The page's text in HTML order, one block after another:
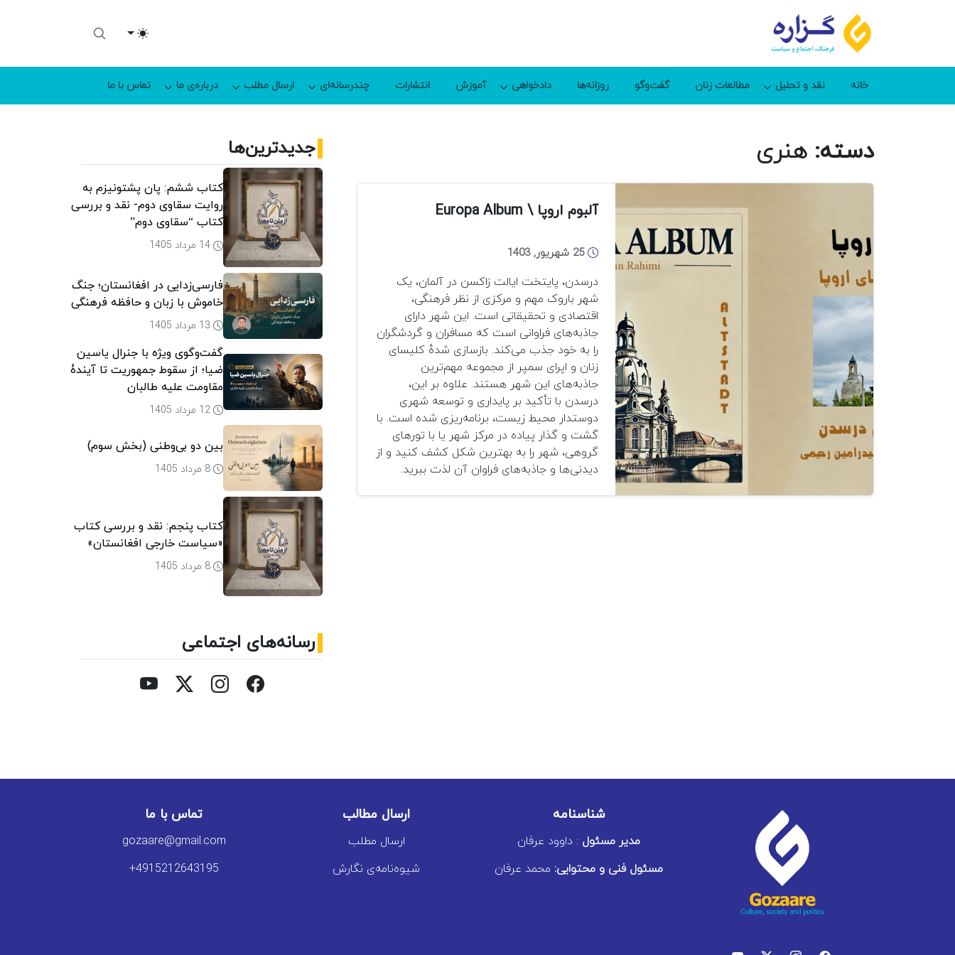
Toggle theme
خانه نقد و تحلیل مطالعات زنان گفت‌وگو روزانه‌ها دادخواهی آموزش انتشارات چندرسانه‌ای ارسال مطلب درباره‌ی ما تماس با ما
دسته: هنری
آلبوم اروپا \ Europa Album
25 شهریور, 1403
درسدن، پایتخت ایالت زاکسن در آلمان، یک
شهر باروک مهم و مرکزی از نظر فرهنگی،
اقتصادی و تحقیقاتی است. این شهر دارای
جاذبه‌های فراوانی است که مسافران و گردشگران
را به خود جذب می‌کند. بازسازی شده‌ٔ کلیسای
زنان و اپرای سمپر از مجموعه مهم‌ترین
جاذبه‌های این شهر هستند. علاوه بر این،
درسدن با تأکید بر پایداری و توسعه شهری
دوستدار محیط زیست، برنامه‌ریزی شده است. با
گشت و گذار پیاده در مرکز شهر یا با تورهای
گروهی، شهر را به بهترین شکل کشف کنید و از
دیدنی‌ها و جاذبه‌های فراوان آن لذت ببرید.
جدیدترین‌ها
کتاب ششم: پان پشتونیزم به
روایت سقاوی دوم- نقد و بررسی
کتاب “سقاوی دوم”
فارسی‌زدایی در افغانستان؛ جنگ
خاموش با زبان و حافظه فرهنگی
گفت‌وگوی ویژه با جنرال یاسین
ضیا؛ از سقوط جمهوریت تا آیندۀ
مقاومت علیه طالبان
بین دو بی‌وطنی (بخش سوم)
کتاب پنجم: نقد و بررسی کتاب
«سیاست خارجی افغانستان»
رسانه‌های اجتماعی
شناسنامه
مدیر مسئول : داوود عرفان
مسئول فنی و محتوایی: محمد عرفان
ارسال مطالب
ارسال مطلب
شیوه‌نامه‌ی نگارش
تماس با ما
gozaare@gmail.com
+4915212643195